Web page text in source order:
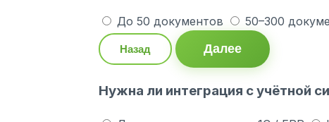
До 50 документов 50–300
Назад Далее
Нужна ли интеграция с учётной